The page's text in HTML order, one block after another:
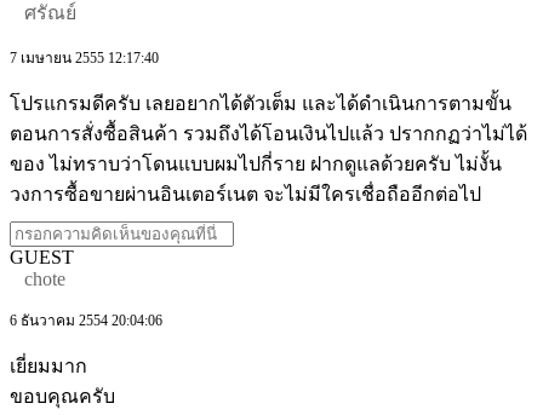
ศรัณย์
7 เมษายน 2555 12:17:40
โปรแกรมดีครับ เลยอยากได้ตัวเต็ม และได้ดำเนินการตามขั้น
ตอนการสั่งซื้อสินค้า รวมถึงได้โอนเงินไปแล้ว ปรากกฏว่าไม่ได้
ของ ไม่ทราบว่าโดนแบบผมไปกี่ราย ฝากดูแลด้วยครับ ไม่งั้น
วงการซื้อขายผ่านอินเตอร์เนต จะไม่มีใครเชื่อถืออีกต่อไป
GUEST
chote
6 ธันวาคม 2554 20:04:06
เยี่ยมมาก
ขอบคุณครับ